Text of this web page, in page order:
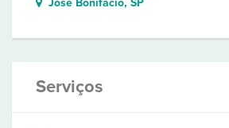
José Bonifácio, SP
Serviços